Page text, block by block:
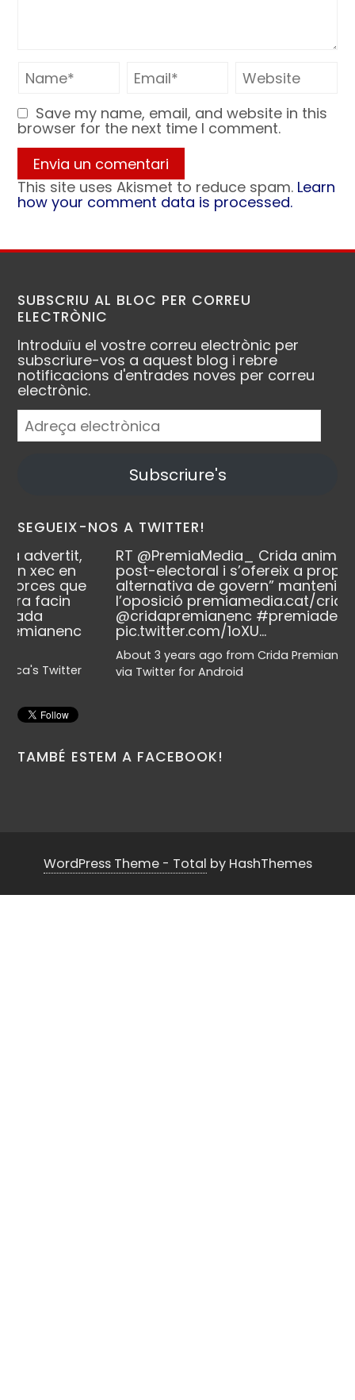
Save my name, email, and website in this
browser for the next time I comment.
This site uses Akismet to reduce spam. Learn
how your comment data is processed.
SUBSCRIU AL BLOC PER CORREU
ELECTRÒNIC
Introduïu el vostre correu electrònic per
subscriure-vos a aquest blog i rebre
notificacions d'entrades noves per correu
electrònic.
Adreça
electrònica
Subscriure's
SEGUEIX-NOS A TWITTER!
RT@PremiaMedia_Crida anima l’escenari
post-electoral i s’ofereix a propiciar “una
alternativa de govern” mantenint-se a
l’oposició premiamedia.cat/crid…
@cridapremianenc #premiademar
pic.twitter.com/1oXU…
About 3 years agofromCrida Premianenca's Twitter
viaTwitter for Android
TAMBÉ ESTEM A FACEBOOK!
WordPress Theme - Total by HashThemes